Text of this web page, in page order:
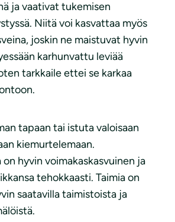
ja vaativat tukemisen
Niitä voi kasvattaa myös
joskin ne maistuvat hyvin
karhunvattu leviää
tarkkaile ettei se karkaa
tapaan tai istuta valoisaan
kiemurtelemaan.
hyvin voimakaskasvuinen ja
tehokkaasti. Taimia on
saatavilla taimistoista ja